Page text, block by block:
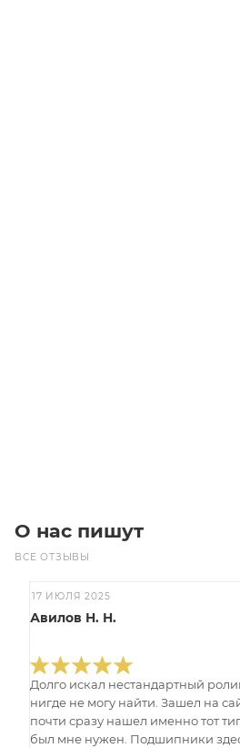
О нас пишут
ВСЕ ОТЗЫВЫ
17 ИЮЛЯ 2025
Авилов Н. Н.
Долго искал нестандартный
нигде не могу найти. Зашел на
почти сразу нашел именно тот
был мне нужен. Подшипники